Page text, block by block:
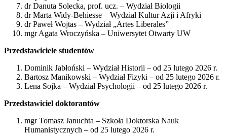
dr Danuta Solecka, prof. ucz. – Wydział Biologii
dr Marta Widy-Behiesse – Wydział Kultur Azji i Afryki
dr Paweł Wojtas – Wydział „Artes Liberales”
mgr Agata Wroczyńska – Uniwersytet Otwarty UW
Przedstawiciele studentów
Dominik Jabłoński – Wydział Historii – od 25 lutego 2026 r.
Bartosz Manikowski – Wydział Fizyki – od 25 lutego 2026 r.
Lena Sojka – Wydział Psychologii – od 25 lutego 2026 r.
Przedstawiciel doktorantów
mgr Tomasz Januchta – Szkoła Doktorska Nauk
Humanistycznych – od 25 lutego 2026 r.